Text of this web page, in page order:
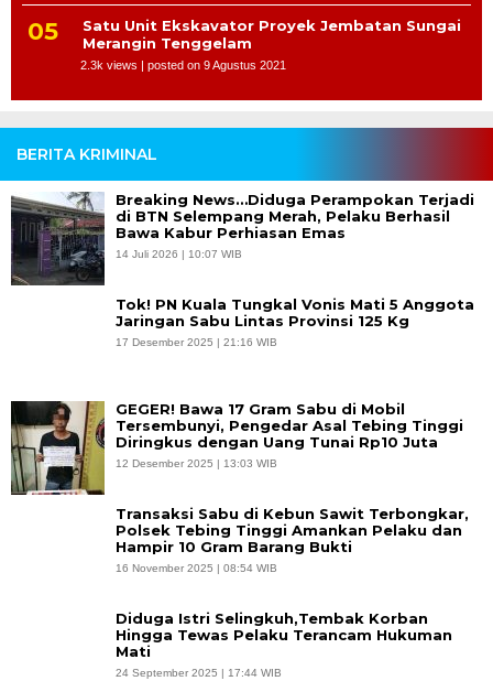
Satu Unit Ekskavator Proyek Jembatan Sungai
Merangin Tenggelam
2.3k views | posted on 9 Agustus 2021
BERITA KRIMINAL
Breaking News…Diduga Perampokan Terjadi
di BTN Selempang Merah, Pelaku Berhasil
Bawa Kabur Perhiasan Emas
14 Juli 2026 | 10:07 WIB
Tok! PN Kuala Tungkal Vonis Mati 5 Anggota
Jaringan Sabu Lintas Provinsi 125 Kg
17 Desember 2025 | 21:16 WIB
GEGER! Bawa 17 Gram Sabu di Mobil
Tersembunyi, Pengedar Asal Tebing Tinggi
Diringkus dengan Uang Tunai Rp10 Juta
12 Desember 2025 | 13:03 WIB
Transaksi Sabu di Kebun Sawit Terbongkar,
Polsek Tebing Tinggi Amankan Pelaku dan
Hampir 10 Gram Barang Bukti
16 November 2025 | 08:54 WIB
Diduga Istri Selingkuh,Tembak Korban
Hingga Tewas Pelaku Terancam Hukuman
Mati
24 September 2025 | 17:44 WIB